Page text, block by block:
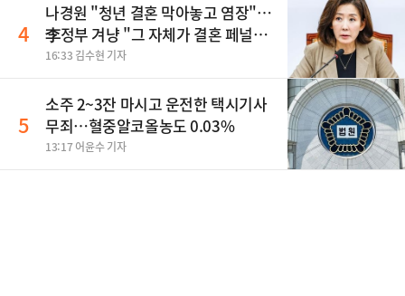
4
나경원 "청년 결혼 막아놓고 염장"…
李정부 겨냥 "그 자체가 결혼 페널
티"
16:33 김수현 기자
5
소주 2~3잔 마시고 운전한 택시기사
무죄…혈중알코올농도 0.03%
13:17 어윤수 기자